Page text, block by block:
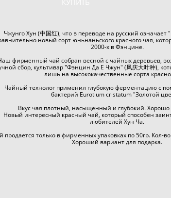
КУПИТЬ
Чжунго Хун (中国红), что в переводе на русский
новый сорт юньнаньского красного чая,
2000-х в Фэнцине.
фирменный чай собран весной с чайных деревьев,
сбор, культивар "Фэнцин Да Е Чжун" (凤庆大叶种),
лишь на высококачественные сорта
Чайный технолог применил глубокую ферментацию с
бактерий Eurotium cristatum "Золотой
Вкус чая плотный, насыщенный и глубокий.
Новый интересный красный чай, который способен
любителей Хун Ча.
продается только в фирменных упаковках по 50гр. Кол-
Хороший вариант для подарка.